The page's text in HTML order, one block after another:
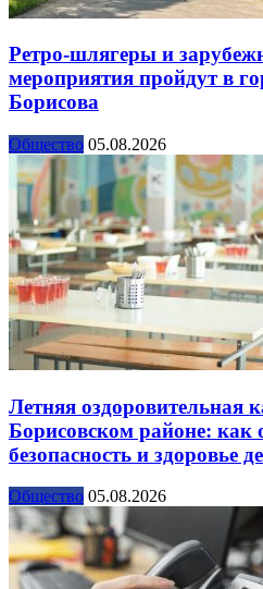
Ретро-шлягеры и
мероприятия пройдут в
Борисова
Общество 05.08.2026
Летняя оздоровительная
Борисовском районе: как
безопасность и здоровье
Общество 05.08.2026